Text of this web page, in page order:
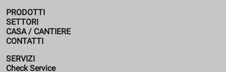
PRODOTTI
SETTORI
CASA / CANTIERE
CONTATTI
SERVIZI
Check Service